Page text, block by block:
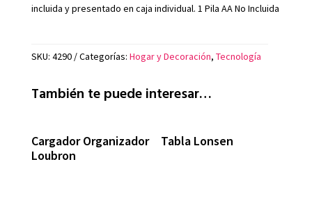
incluida y presentado en caja individual. 1 Pila AA No Incluida
SKU: 4290 Categorías: Hogar y Decoración, Tecnología
También te puede interesar…
Cargador Organizador
Loubron
Tabla Lonsen